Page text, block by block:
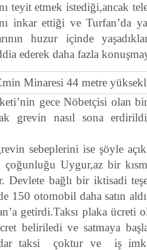
teyit etmek istediği,ancak
inkar ettiği ve Turfan’da
huzur içinde
ederek daha fazla
gece Nöbetçisi olan
grevin nasıl sona
sebeplerini ise şöyle
çoğunluğu Uygur,az bir
Devlete bağlı bir iktisadi
150 otomobil daha satın
getirdi.Taksı plaka ücreti
beliriledi ve satmaya
taksi çoktur ve iş